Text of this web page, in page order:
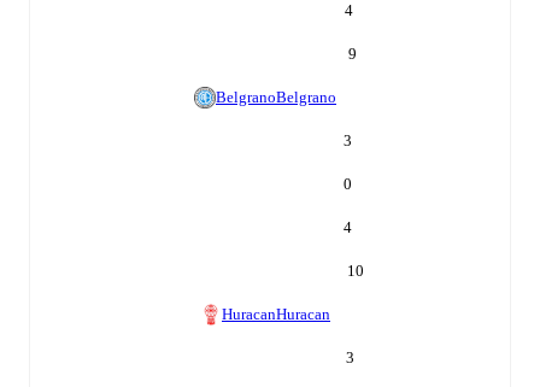
4
9
BelgranoBelgrano
3
0
4
10
HuracanHuracan
3